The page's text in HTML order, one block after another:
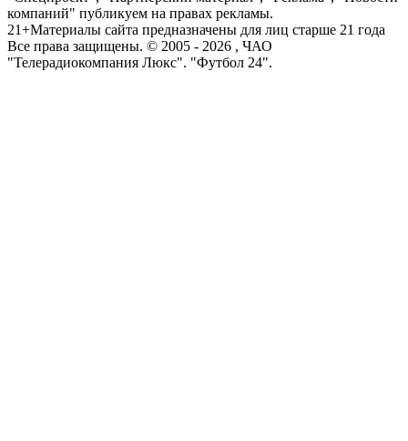
компаний" публикуем на правах рекламы.
21+Материалы сайта предназначены для лиц старше 21 года
Все права защищены. © 2005 - 2026 , ЧАО
"Телерадиокомпания Люкс". "Футбол 24".